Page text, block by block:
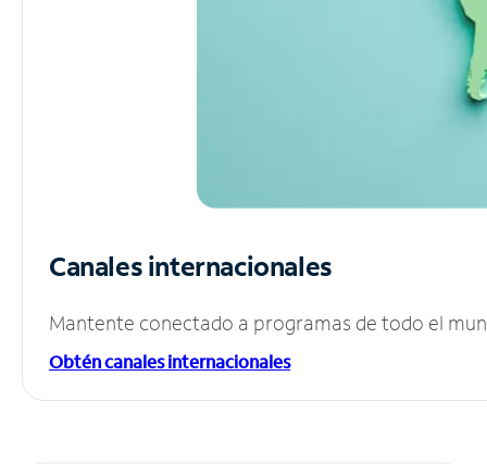
Canales internacionales
Mantente conectado a programas de todo el
Obtén canales internacionales